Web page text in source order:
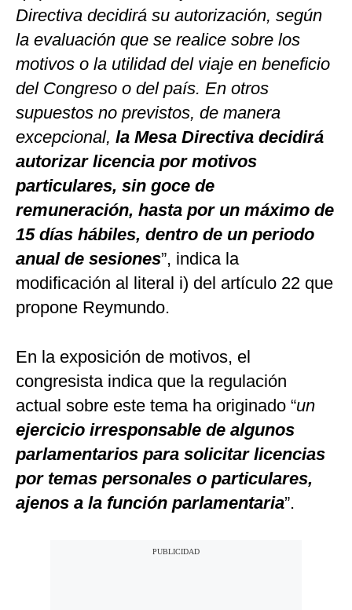
Directiva decidirá su autorización, según
la evaluación que se realice sobre los
motivos o la utilidad del viaje en beneficio
del Congreso o del país. En otros
supuestos no previstos, de manera
excepcional, la Mesa Directiva decidirá
autorizar licencia por motivos
particulares, sin goce de
remuneración, hasta por un máximo de
15 días hábiles, dentro de un periodo
anual de sesiones”, indica la
modificación al literal i) del artículo 22 que
propone Reymundo.
En la exposición de motivos, el
congresista indica que la regulación
actual sobre este tema ha originado “un
ejercicio irresponsable de algunos
parlamentarios para solicitar licencias
por temas personales o particulares,
ajenos a la función parlamentaria”.